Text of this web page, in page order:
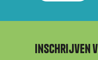
Inschrijven